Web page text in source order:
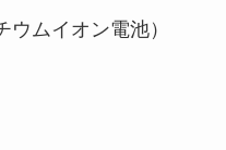
ムイオン電池）